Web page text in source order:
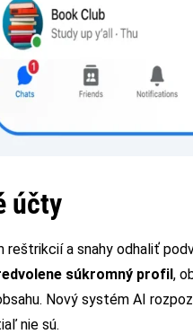
účty
reštrikcií a snahy odhaliť
súkromný profil,
Nový systém AI
nie sú.